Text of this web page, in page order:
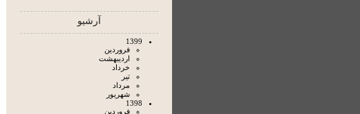
آرشیو
1399
فروردين
ارديبهشت
خرداد
تير
مرداد
شهريور
1398
فروردين